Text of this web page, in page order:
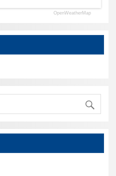
OpenWeatherMap